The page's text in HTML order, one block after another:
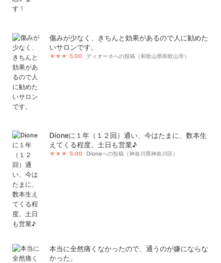
傷みが少なく、きちんと効果があるので人に勧めた
いサロンです。
5.00 ディオーネへの投稿（和歌山県和歌山市）
Dioneに１年（１２回）通い、今はたまに、数本生
えてくる程度。土日も営業♪
5.00 Dioneへの投稿（神奈川県神奈川区）
本当に全然痛くなかったので、通うのが嫌にならな
かった。